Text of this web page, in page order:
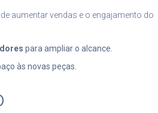
aumentar vendas e o engajamento do
para ampliar o alcance.
às novas peças.